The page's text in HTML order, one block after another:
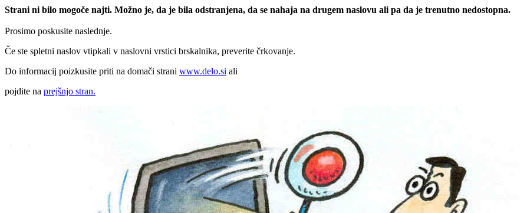
Strani ni bilo mogoče najti. Možno je, da je bila odstranjena, da se nahaja na drugem naslovu ali pa da je trenutno nedostopna.
Prosimo poskusite naslednje.
Če ste spletni naslov vtipkali v naslovni vrstici brskalnika, preverite črkovanje.
Do informacij poizkusite priti na domači strani www.delo.si ali
pojdite na prejšnjo stran.